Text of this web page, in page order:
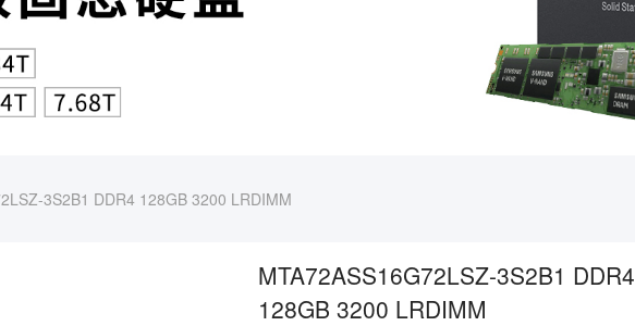
3S2B1 DDR4 128GB 3200 LRDIMM
MTA72ASS16G72LSZ-3S2B1 DDR4
128GB 3200 LRDIMM